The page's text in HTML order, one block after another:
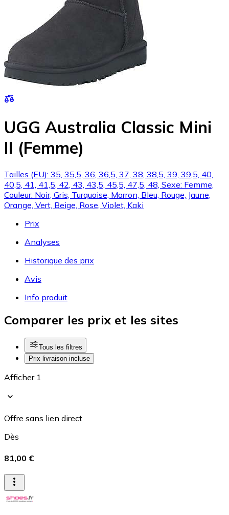
UGG Australia Classic Mini
II (Femme)
Tailles (EU): 35, 35,5, 36, 36,5, 37, 38, 38,5, 39, 39,5, 40,
40,5, 41, 41,5, 42, 43, 43,5, 45,5, 47,5, 48, Sexe: Femme,
Couleur: Noir, Gris, Turquoise, Marron, Bleu, Rouge, Jaune,
Orange, Vert, Beige, Rose, Violet, Kaki
Prix
Analyses
Historique des prix
Avis
Info produit
Comparer les prix et les sites
Tous les filtres
Prix livraison incluse
Afficher 1
Offre sans lien direct
Dès
81,00 €